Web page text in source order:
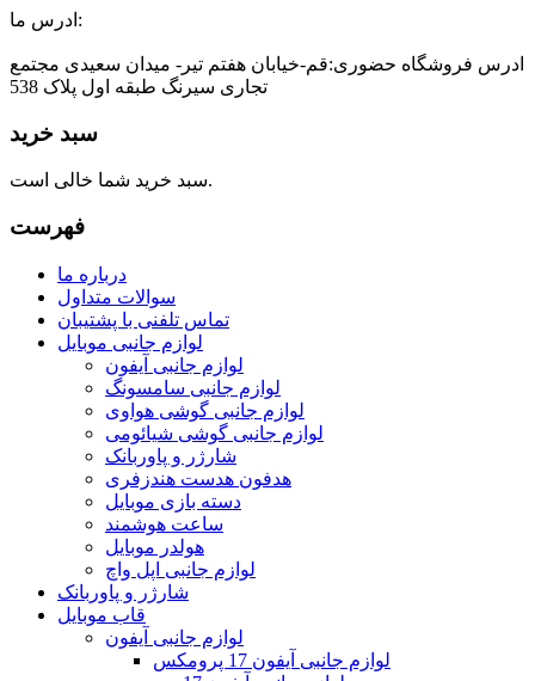
ادرس ما:
ادرس فروشگاه حضوری:قم-خیابان هفتم تیر- میدان سعیدی مجتمع
تجاری سیرنگ طبقه اول پلاک 538
سبد خرید
سبد خرید شما خالی است.
فهرست
درباره ما
سوالات متداول
تماس تلفنی با پشتیبان
لوازم جانبی موبایل
لوازم جانبی آیفون
لوازم جانبی سامسونگ
لوازم جانبی گوشی هواوی
لوازم جانبی گوشی شیائومی
شارژر و پاوربانک
هدفون هدست هندزفری
دسته بازی موبایل
ساعت هوشمند
هولدر موبایل
لوازم جانبی اپل واچ
شارژر و پاوربانک
قاب موبایل
لوازم جانبی آیفون
لوازم جانبی آیفون 17 پرومکس